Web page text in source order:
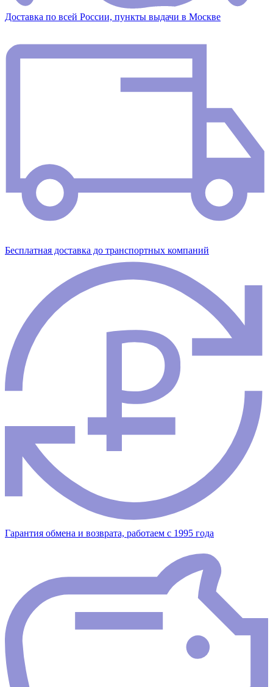
Доставка по всей России, пункты выдачи в Москве
Бесплатная доставка до транспортных компаний
Гарантия обмена и возврата, работаем с 1995 года